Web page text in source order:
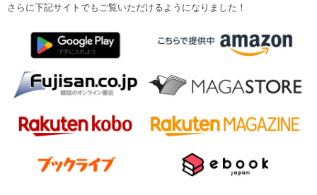
さらに下記サイトでもご覧いただけるようになりました！